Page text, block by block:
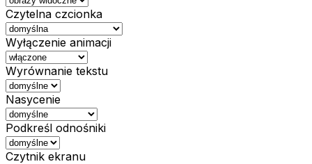
Czytelna czcionka
Wyłączenie animacji
Wyrównanie tekstu
Nasycenie
Podkreśl odnośniki
Czytnik ekranu